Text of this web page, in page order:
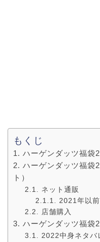
もくじ
ハーゲンダッツ福袋
ハーゲンダッツ福袋
ト）
ネット通販
2021年以
店舗購入
ハーゲンダッツ福袋
2022中身ネタバ